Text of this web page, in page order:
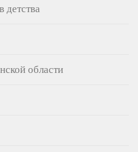
детства
области